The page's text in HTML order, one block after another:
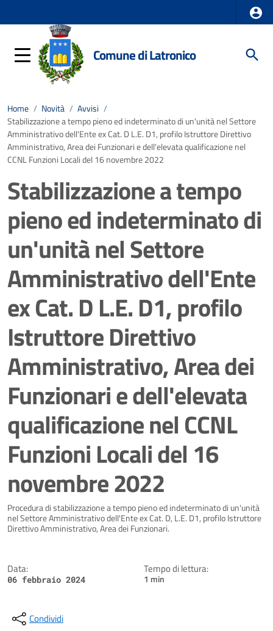
Comune di Latronico
Home / Novità / Avvisi /
Stabilizzazione a tempo pieno ed indeterminato di un'unità nel Settore
Amministrativo dell'Ente ex Cat. D L.E. D1, profilo Istruttore Direttivo
Amministrativo, Area dei Funzionari e dell'elevata qualificazione nel
CCNL Funzioni Locali del 16 novembre 2022
Stabilizzazione a tempo
pieno ed indeterminato di
un'unità nel Settore
Amministrativo dell'Ente
ex Cat. D L.E. D1, profilo
Istruttore Direttivo
Amministrativo, Area dei
Funzionari e dell'elevata
qualificazione nel CCNL
Funzioni Locali del 16
novembre 2022
Dettagli della notizia
Procedura di stabilizzazione a tempo pieno ed indeterminato di un'unità
nel Settore Amministrativo dell'Ente ex Cat. D, L.E. D1, profilo Istruttore
Direttivo Amministrativo, Area dei Funzionari.
Data:
06 febbraio 2024
Tempo di lettura:
1 min
Condividi